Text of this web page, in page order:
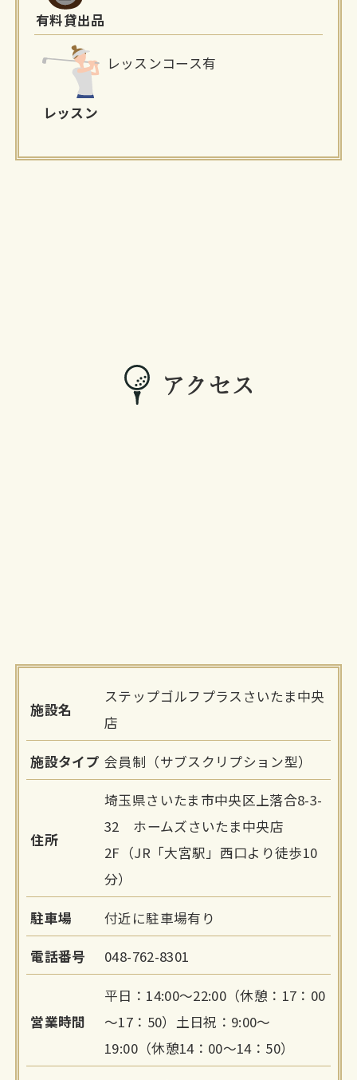
有料貸出品
レッスン
レッスンコース有
アクセス
施設名
ステップゴルフプラスさいたま中央
店
施設タイプ 会員制（サブスクリプション型）
住所
埼玉県さいたま市中央区上落合8-3-
32 ホームズさいたま中央店
2F（JR「大宮駅」西口より徒歩10
分）
駐車場 付近に駐車場有り
電話番号 048-762-8301
営業時間
平日：14:00～22:00（休憩：17：00
～17：50）土日祝：9:00～
19:00（休憩14：00～14：50）